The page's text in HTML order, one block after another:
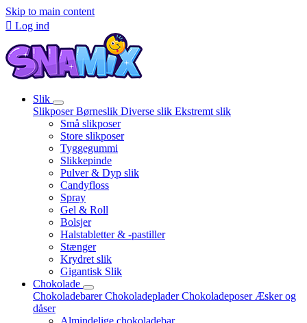
Skip to main content
 Log ind
Slik
SlikposerBørneslik Diverse slik Ekstremt slik
Små slikposer
Store slikposer
Tyggegummi
Slikkepinde
Pulver & Dyp slik
Candyfloss
Spray
Gel & Roll
Bolsjer
Halstabletter & -pastiller
Stænger
Krydret slik
Gigantisk Slik
Chokolade
ChokoladebarerChokoladepladerChokoladeposer Æsker og
dåser
Almindelige chokoladebar